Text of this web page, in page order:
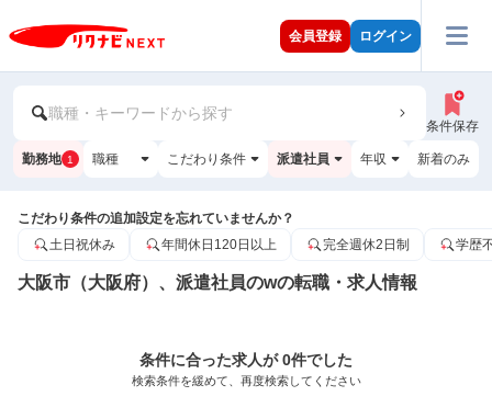
会員登録 ログイン
職種・キーワードから探す
条件保存
勤務地 1 職種 こだわり条件 派遣社員 年収 新着のみ
こだわり条件の追加設定を忘れていませんか？
土日祝休み
年間休日120日以上 完全週休2日制 学歴
大阪市（大阪府）、派遣社員のwの転職・求人情報
条件に合った求人が 0件でした
検索条件を緩めて、再度検索してください